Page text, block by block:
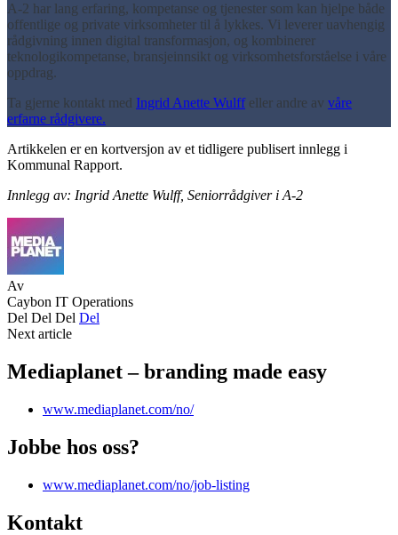
A-2 har lang erfaring, kompetanse og tjenester som kan hjelpe både
offentlige og private virksomheter til å lykkes. Vi leverer uavhengig
rådgivning innen digital transformasjon, og kombinerer
teknologikompetanse, bransjeinnsikt og virksomhetsforståelse i våre
oppdrag.
Ta gjerne kontakt med Ingrid Anette Wulffeller andre av våre
erfarne rådgivere.
Artikkelen er en kortversjon av et tidligere publisert innlegg i
Kommunal Rapport.
Innlegg av: Ingrid Anette Wulff, Seniorrådgiver i A-2
Av
Caybon IT Operations
Del Del Del Del
Next article
Mediaplanet – branding made easy
www.mediaplanet.com/no/
Jobbe hos oss?
www.mediaplanet.com/no/job-listing
Kontakt